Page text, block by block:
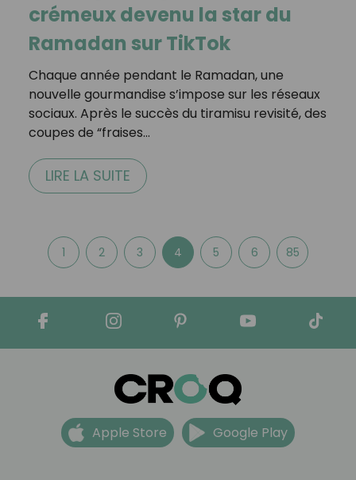
crémeux devenu la star du
Ramadan sur TikTok
Chaque année pendant le Ramadan, une
nouvelle gourmandise s’impose sur les réseaux
sociaux. Après le succès du tiramisu revisité, des
coupes de “fraises…
LIRE LA SUITE
1 2 3 4 5 6 85
Apple Store Google Play